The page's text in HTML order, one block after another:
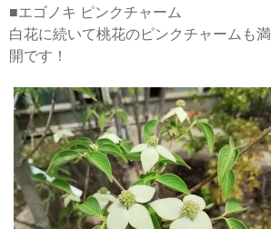
■エゴノキ ピンクチャーム
白花に続いて桃花のピンクチャームも満
開です！